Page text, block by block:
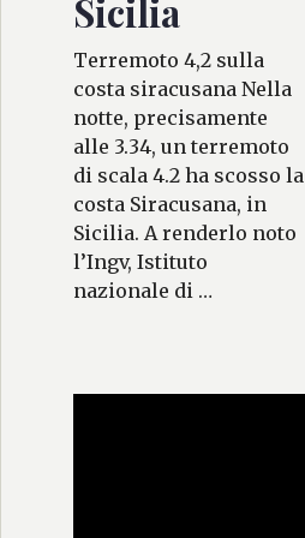
Sicilia
Terremoto 4,2 sulla
costa siracusana Nella
notte, precisamente
alle 3.34, un terremoto
di scala 4.2 ha scosso la
costa Siracusana, in
Sicilia. A renderlo noto
l’Ingv, Istituto
nazionale di …